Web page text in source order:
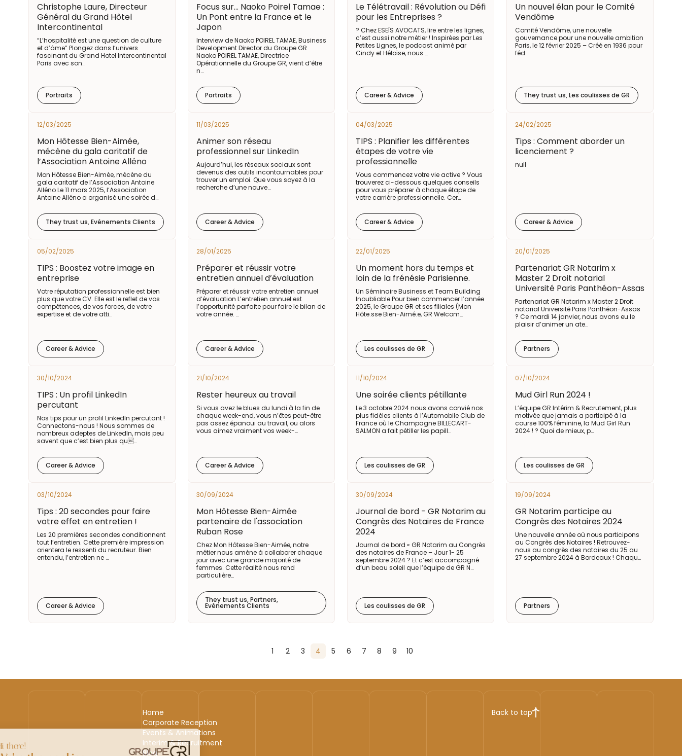
Christophe Laure, Directeur
Général du Grand Hôtel
Intercontinental
“L’hospitalité est une question de culture
et d’âme” Plongez dans l’univers
fascinant du Grand Hotel Intercontinental
Paris avec son…
Portraits
Focus sur... Naoko Poirel Tamae :
Un Pont entre la France et le
Japon
Interview de Naoko POIREL TAMAE, Business
Development Director du Groupe GR
Naoko POIREL TAMAE, Directrice
Opérationnelle du Groupe GR, vient d’être
n…
Portraits
Le Télétravail : Révolution ou Défi
pour les Entreprises ?
? Chez ESEÏS AVOCATS, lire entre les lignes,
c’est aussi notre métier ! Inspirées par Les
Petites Lignes, le podcast animé par
Cindy et Héloïse, nous …
Career & Advice
Un nouvel élan pour le Comité
Vendôme
Comité Vendôme, une nouvelle
gouvernance pour une nouvelle ambition
Paris, le 12 février 2025 – Créé en 1936 pour
féd…
They trust us, Les coulisses de GR
12/03/2025
Mon Hôtesse Bien-Aimée,
mécène du gala caritatif de
l’Association Antoine Alléno
Mon Hôtesse Bien-Aimée, mécène du
gala caritatif de l’Association Antoine
Alléno Le 11 mars 2025, l’Association
Antoine Alléno a organisé une soirée d…
They trust us, Evénements Clients
11/03/2025
Animer son réseau
professionnel sur LinkedIn
Aujourd’hui, les réseaux sociaux sont
devenus des outils incontournables pour
trouver un emploi. Que vous soyez à la
recherche d’une nouve…
Career & Advice
04/03/2025
TIPS : Planifier les différentes
étapes de votre vie
professionnelle
Vous commencez votre vie active ? Vous
trouverez ci-dessous quelques conseils
pour vous préparer à chaque étape de
votre carrière professionnelle. Cer…
Career & Advice
24/02/2025
Tips : Comment aborder un
licenciement ?
null
Career & Advice
05/02/2025
TIPS : Boostez votre image en
entreprise
Votre réputation professionnelle est bien
plus que votre CV. Elle est le reflet de vos
compétences, de vos forces, de votre
expertise et de votre atti…
Career & Advice
28/01/2025
Préparer et réussir votre
entretien annuel d’évaluation
Préparer et réussir votre entretien annuel
d’évaluation L’entretien annuel est
l’opportunité parfaite pour faire le bilan de
votre année. …
Career & Advice
22/01/2025
Un moment hors du temps et
loin de la frénésie Parisienne.
Un Séminaire Business et Team Building
Inoubliable Pour bien commencer l’année
2025, le Groupe GR et ses filiales (Mon
Hôte.sse Bien-Aimé.e, GR Welcom…
Les coulisses de GR
20/01/2025
Partenariat GR Notarim x
Master 2 Droit notarial
Université Paris Panthéon-Assas
Partenariat GR Notarim x Master 2 Droit
notarial Université Paris Panthéon-Assas
? Ce mardi 14 janvier, nous avons eu le
plaisir d’animer un ate…
Partners
30/10/2024
TIPS : Un profil LinkedIn
percutant
Nos tips pour un profil LinkedIn percutant !
Connectons-nous ! Nous sommes de
nombreux adeptes de LinkedIn, mais peu
savent que c’est bien plus qu…
Career & Advice
21/10/2024
Rester heureux au travail
Si vous avez le blues du lundi à la fin de
chaque week-end, vous n’êtes peut-être
pas assez épanoui au travail, ou alors
vous aimez vraiment vos week-…
Career & Advice
11/10/2024
Une soirée clients pétillante
Le 3 octobre 2024 nous avons convié nos
plus fidèles clients à l’Automobile Club de
France où le Champagne BILLECART-
SALMON a fait pétiller les papill…
Les coulisses de GR
07/10/2024
Mud Girl Run 2024 !
L’équipe GR Intérim & Recrutement, plus
motivée que jamais a participé à la
course 100% féminine, la Mud Girl Run
2024 ! ? Quoi de mieux, p…
Les coulisses de GR
03/10/2024
Tips : 20 secondes pour faire
votre effet en entretien !
Les 20 premières secondes conditionnent
tout l’entretien. Cette première impression
orientera le ressenti du recruteur. Bien
entendu, l’entretien ne …
Career & Advice
30/09/2024
Mon Hôtesse Bien-Aimée
partenaire de l'association
Ruban Rose
Chez Mon Hôtesse Bien-Aimée, notre
métier nous amène à collaborer chaque
jour avec une grande majorité de
femmes. Cette réalité nous rend
particulière…
They trust us, Partners,
Evénements Clients
30/09/2024
Journal de bord - GR Notarim au
Congrès des Notaires de France
2024
Journal de bord « GR Notarim au Congrès
des notaires de France – Jour 1- 25
septembre 2024 ? Et c’est accompagné
d’un beau soleil que l’équipe de GR N…
Les coulisses de GR
19/09/2024
GR Notarim participe au
Congrès des Notaires 2024
Une nouvelle année où nous participons
au Congrès des Notaires ! Retrouvez-
nous au congrès des notaires du 25 au
27 septembre 2024 à Bordeaux ! Chaqu…
Partners
1 2 3 4 5 6 7 8 9 10
Home
Corporate Reception
Events & Animations
Interim & Recruitment
Blog
Back to top